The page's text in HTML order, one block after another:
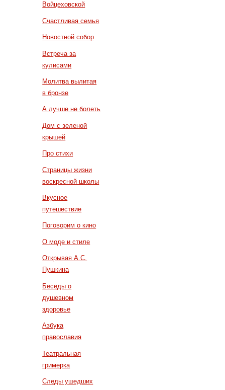
Войцеховской
Счастливая семья
Новостной собор
Встреча за
кулисами
Молитва вылитая
в бронзе
А лучше не болеть
Дом с зеленой
крышей
Про стихи
Страницы жизни
воскресной школы
Вкусное
путешествие
Поговорим о кино
О моде и стиле
Открывая А.С.
Пушкина
Беседы о
душевном
здоровье
Азбука
православия
Театральная
гримерка
Следы ушедших